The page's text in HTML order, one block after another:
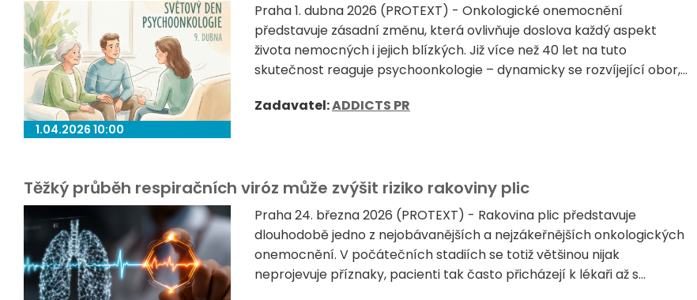
1.04.2026 10:00
Praha 1. dubna 2026 (PROTEXT) - Onkologické onemocnění
představuje zásadní změnu, která ovlivňuje doslova každý aspekt
života nemocných i jejich blízkých. Již více než 40 let na tuto
skutečnost reaguje psychoonkologie – dynamicky se rozvíjející obor,...
Zadavatel:ADDICTS PR
Těžký průběh respiračních viróz může zvýšit riziko rakoviny plic
Praha 24. března 2026 (PROTEXT) - Rakovina plic představuje
dlouhodobě jedno z nejobávanějších a nejzákeřnějších onkologických
onemocnění. V počátečních stadiích se totiž většinou nijak
neprojevuje příznaky, pacienti tak často přicházejí k lékaři až s...